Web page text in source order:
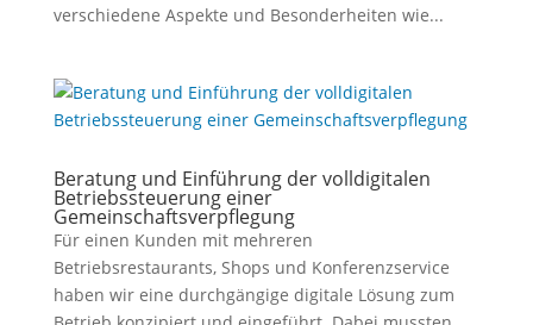
verschiedene Aspekte und Besonderheiten wie...
Beratung und Einführung der volldigitalen
Betriebssteuerung einer
Gemeinschaftsverpflegung
Für einen Kunden mit mehreren
Betriebsrestaurants, Shops und Konferenzservice
haben wir eine durchgängige digitale Lösung zum